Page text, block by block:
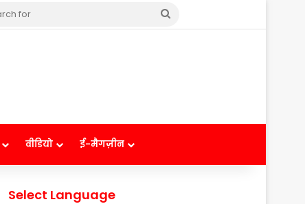
Search
वीडियो ई-मैगज़ीन
Select Language